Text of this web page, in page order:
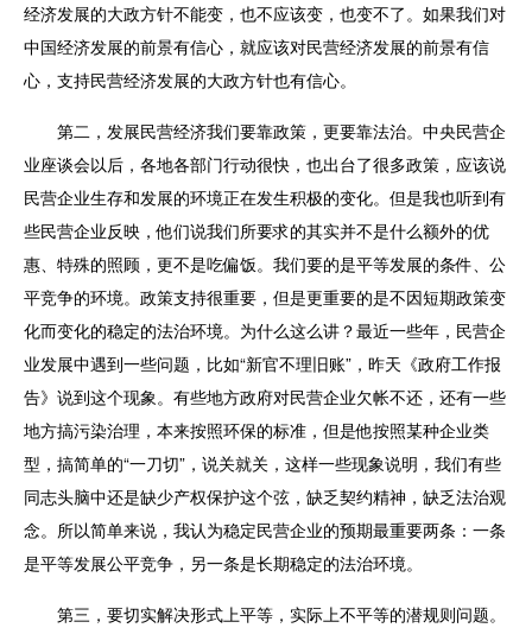
经济发展的大政方针不能变，也不应该变，也变不了。如果我们对
中国经济发展的前景有信心，就应该对民营经济发展的前景有信
心，支持民营经济发展的大政方针也有信心。
第二，发展民营经济我们要靠政策，更要靠法治。中央民营企
业座谈会以后，各地各部门行动很快，也出台了很多政策，应该说
民营企业生存和发展的环境正在发生积极的变化。但是我也听到有
些民营企业反映，他们说我们所要求的其实并不是什么额外的优
惠、特殊的照顾，更不是吃偏饭。我们要的是平等发展的条件、公
平竞争的环境。政策支持很重要，但是更重要的是不因短期政策变
化而变化的稳定的法治环境。为什么这么讲？最近一些年，民营企
业发展中遇到一些问题，比如“新官不理旧账”，昨天《政府工作报
告》说到这个现象。有些地方政府对民营企业欠帐不还，还有一些
地方搞污染治理，本来按照环保的标准，但是他按照某种企业类
型，搞简单的“一刀切”，说关就关，这样一些现象说明，我们有些
同志头脑中还是缺少产权保护这个弦，缺乏契约精神，缺乏法治观
念。所以简单来说，我认为稳定民营企业的预期最重要两条：一条
是平等发展公平竞争，另一条是长期稳定的法治环境。
第三，要切实解决形式上平等，实际上不平等的潜规则问题。